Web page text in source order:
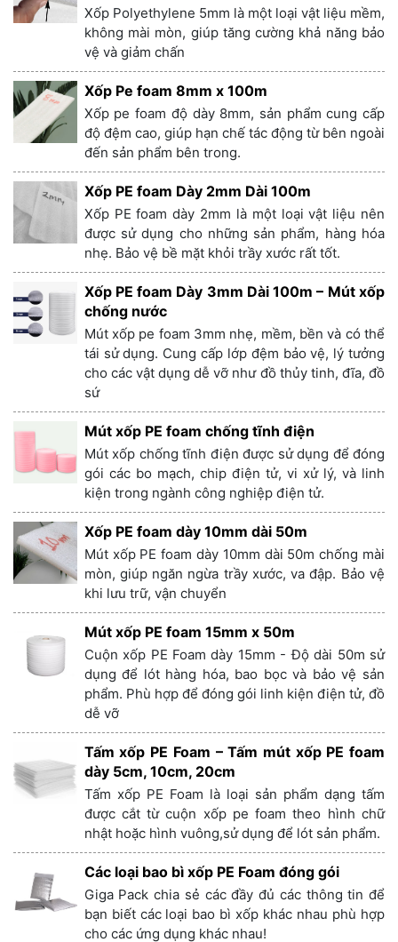
Xốp Polyethylene 5mm là một loại vật liệu mềm,
không mài mòn, giúp tăng cường khả năng bảo
vệ và giảm chấn
Xốp Pe foam 8mm x 100m
Xốp pe foam độ dày 8mm, sản phẩm cung cấp
độ đệm cao, giúp hạn chế tác động từ bên ngoài
đến sản phẩm bên trong.
Xốp PE foam Dày 2mm Dài 100m
Xốp PE foam dày 2mm là một loại vật liệu nên
được sử dụng cho những sản phẩm, hàng hóa
nhẹ. Bảo vệ bề mặt khỏi trầy xước rất tốt.
Xốp PE foam Dày 3mm Dài 100m – Mút xốp
chống nước
Mút xốp pe foam 3mm nhẹ, mềm, bền và có thể
tái sử dụng. Cung cấp lớp đệm bảo vệ, lý tưởng
cho các vật dụng dễ vỡ như đồ thủy tinh, đĩa, đồ
sứ
Mút xốp PE foam chống tĩnh điện
Mút xốp chống tĩnh điện được sử dụng để đóng
gói các bo mạch, chip điện tử, vi xử lý, và linh
kiện trong ngành công nghiệp điện tử.
Xốp PE foam dày 10mm dài 50m
Mút xốp PE foam dày 10mm dài 50m chống mài
mòn, giúp ngăn ngừa trầy xước, va đập. Bảo vệ
khi lưu trữ, vận chuyển
Mút xốp PE foam 15mm x 50m
Cuộn xốp PE Foam dày 15mm - Độ dài 50m sử
dụng để lót hàng hóa, bao bọc và bảo vệ sản
phẩm. Phù hợp để đóng gói linh kiện điện tử, đồ
dễ vỡ
Tấm xốp PE Foam – Tấm mút xốp PE foam
dày 5cm, 10cm, 20cm
Tấm xốp PE Foam là loại sản phẩm dạng tấm
được cắt từ cuộn xốp pe foam theo hình chữ
nhật hoặc hình vuông,sử dụng để lót sản phẩm.
Các loại bao bì xốp PE Foam đóng gói
Giga Pack chia sẻ các đầy đủ các thông tin để
bạn biết các loại bao bì xốp khác nhau phù hợp
cho các ứng dụng khác nhau!